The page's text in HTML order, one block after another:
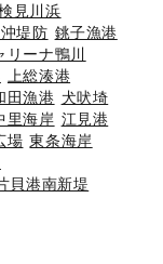
見川浜
堤防 銚子漁港
リーナ鴨川
上総湊港
田漁港 犬吠埼
里海岸 江見港
場 東条海岸
貝港南新堤